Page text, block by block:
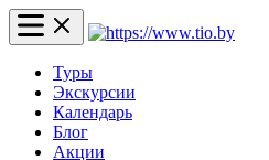
Туры
Экскурсии
Календарь
Блог
Акции